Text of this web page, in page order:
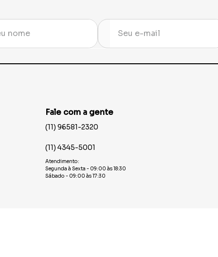
Fale com a gente
(11) 96581-2320
(11) 4345-5001
Atendimento:
Segunda à Sexta - 09:00 às 18:30
Sábado - 09:00 às 17:30